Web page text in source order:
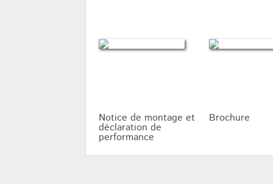
Notice de montage et
déclaration de
performance
Brochure